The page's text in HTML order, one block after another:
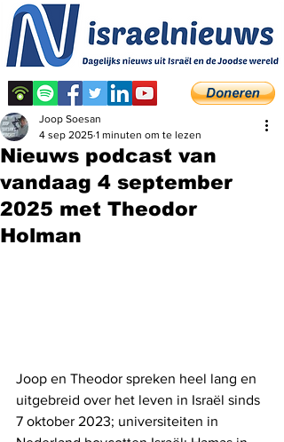
Nieuws podcast van
vandaag 4 september
2025 met Theodor
Holman
Joop Soesan
4 sep 2025 1 minuten om te lezen
Joop en Theodor spreken heel lang en
uitgebreid over het leven in Israël sinds
7 oktober 2023; universiteiten in